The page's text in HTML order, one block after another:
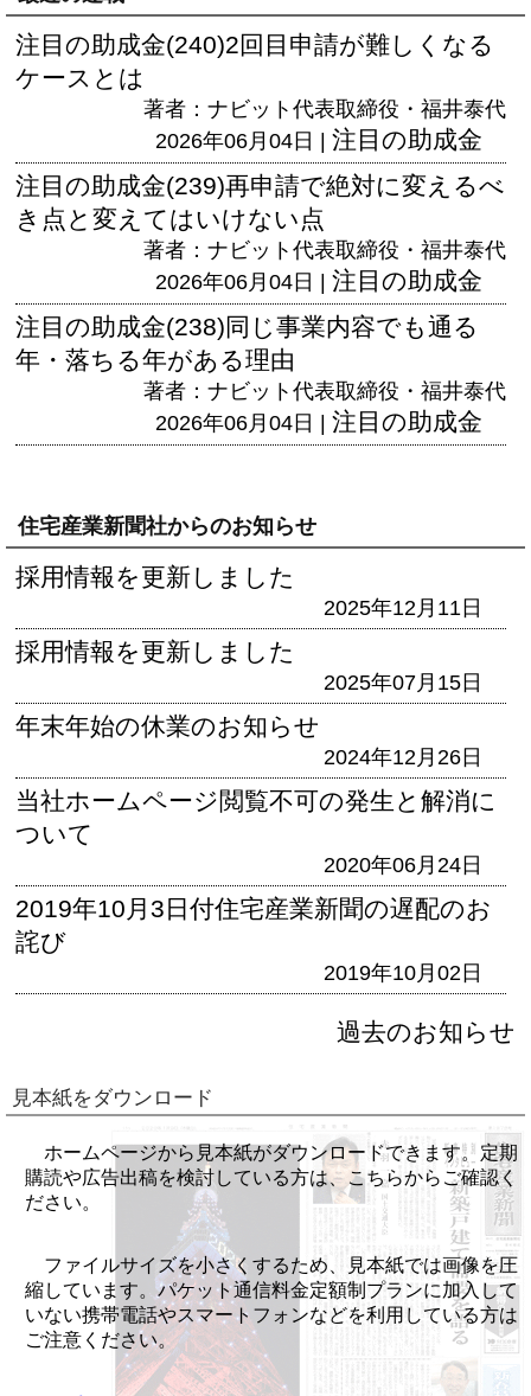
注目の助成金(240)2回目申請が難しくなる
ケースとは
著者：ナビット代表取締役・福井泰代
2026年06月04日 | 注目の助成金
注目の助成金(239)再申請で絶対に変えるべ
き点と変えてはいけない点
著者：ナビット代表取締役・福井泰代
2026年06月04日 | 注目の助成金
注目の助成金(238)同じ事業内容でも通る
年・落ちる年がある理由
著者：ナビット代表取締役・福井泰代
2026年06月04日 | 注目の助成金
住宅産業新聞社からのお知らせ
採用情報を更新しました
2025年12月11日
採用情報を更新しました
2025年07月15日
年末年始の休業のお知らせ
2024年12月26日
当社ホームページ閲覧不可の発生と解消に
ついて
2020年06月24日
2019年10月3日付住宅産業新聞の遅配のお
詫び
2019年10月02日
過去のお知らせ
見本紙をダウンロード
ホームページから見本紙がダウンロードできます。定期
購読や広告出稿を検討している方は、こちらからご確認く
ださい。
ファイルサイズを小さくするため、見本紙では画像を圧
縮しています。パケット通信料金定額制プランに加入して
いない携帯電話やスマートフォンなどを利用している方は
ご注意ください。